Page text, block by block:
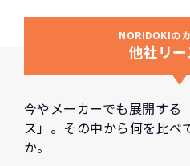
NORIDOKIの
他社リ
今やメーカーでも展開する
ス」。その中から何を比べ
か。